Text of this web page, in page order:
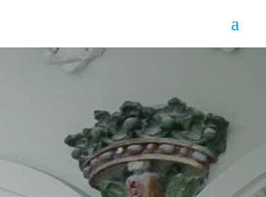
Licitacionesde
equipos médicos